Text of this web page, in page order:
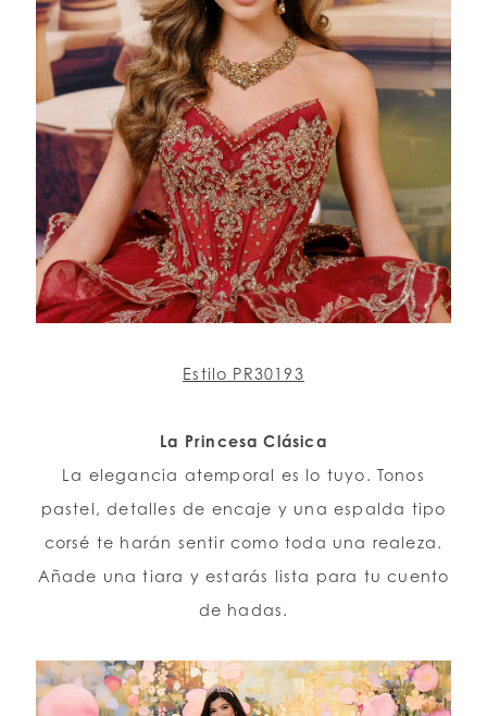
Estilo PR30193
La Princesa Clásica
La elegancia atemporal es lo tuyo. Tonos
pastel, detalles de encaje y una espalda tipo
corsé te harán sentir como toda una realeza.
Añade una tiara y estarás lista para tu cuento
de hadas.